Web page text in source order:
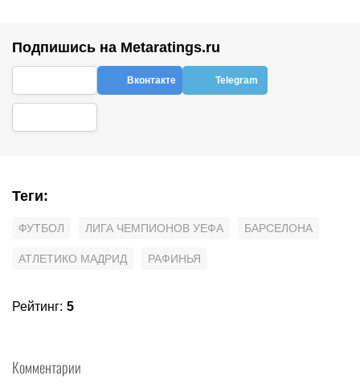
Подпишись на Metaratings.ru
Вконтакте Telegram
Теги:
ФУТБОЛ ЛИГА ЧЕМПИОНОВ УЕФА БАРСЕЛОНА
АТЛЕТИКО МАДРИД РАФИНЬЯ
Рейтинг: 5
Комментарии